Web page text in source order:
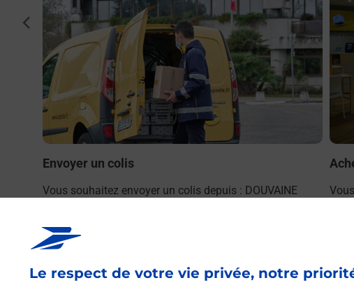
Le respect de votre vie privée, notre
Envoyer un colis
Vous souhaitez envoyer un colis depuis : DOUVAINE